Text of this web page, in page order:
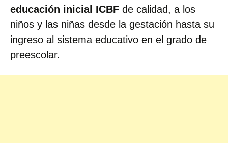
educación inicial ICBF de calidad, a los
niños y las niñas desde la gestación hasta su
ingreso al sistema educativo en el grado de
preescolar.